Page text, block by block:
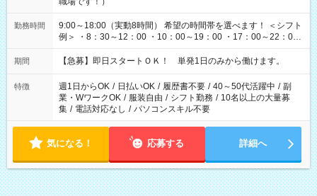
勤務時間
9:00～18:00（実動8時間） 希望の時間帯を選べます！ ＜シフト
例＞ ・8：30～12：00 ・10：00～19：00 ・17：00～22：00
・13：00～22：00 ・22：00～翌6：00 など
期間 【急募】即日スタートＯＫ！ 単発1日のみから働けます。
特徴 週1日からOK / 日払いOK / 履歴書不要 / 40～50代活躍中 / 副
業・WワークOK / 服装自由 / シフト勤務 / 10名以上の大量募
集 / 電話対応なし / パソコンスキル不要
気になる！ 応募する 詳細へ